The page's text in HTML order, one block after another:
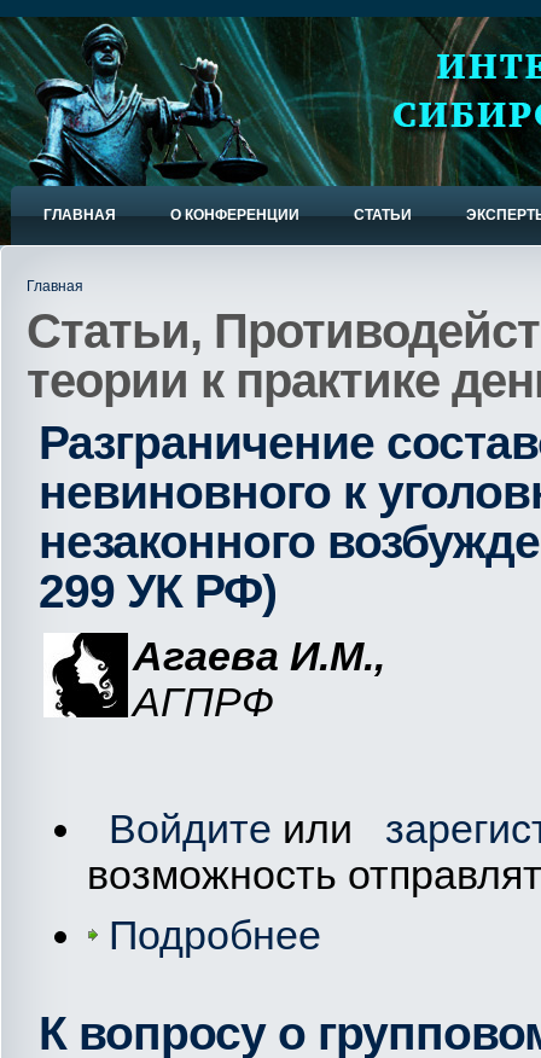
ГЛАВНАЯ О КОНФЕРЕНЦИИ СТАТЬИ
Главная
Статьи,
теории к практике
Разграничение
невиновного к
незаконного
299 УК РФ)
Агаева И.М.,
АГПРФ
Войдите или
возможность
Подробнее
К вопросу о